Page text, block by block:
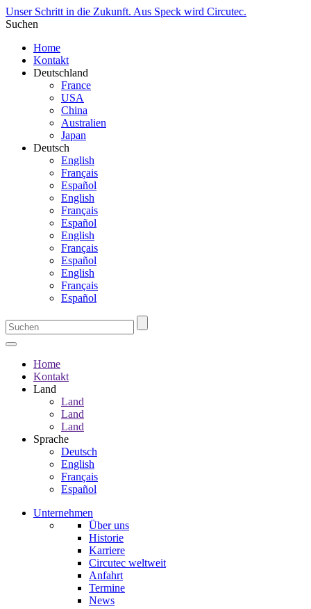
Unser Schritt in die Zukunft. Aus Speck wird Circutec.
Suchen
Home
Kontakt
Deutschland
France
USA
China
Australien
Japan
Deutsch
English
Français
Español
English
Français
Español
English
Français
Español
English
Français
Español
Home
Kontakt
Land
Land
Land
Land
Sprache
Deutsch
English
Français
Español
Unternehmen
Über uns
Historie
Karriere
Circutec weltweit
Anfahrt
Termine
News